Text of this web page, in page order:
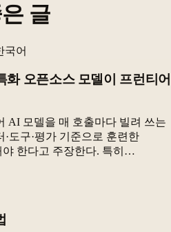
글
국어
화 오픈소스 모델이 프런티어
AI 모델을 매 호출마다 빌려 쓰는
도구·평가 기준으로 훈련한
한다고 주장한다. 특히
프런티어 구성보다 더...